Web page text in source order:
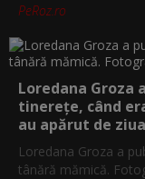
PeRoz.ro
Loredana Groza
tinerețe, când
au apărut de
Loredana Groza a
tânără mămică.